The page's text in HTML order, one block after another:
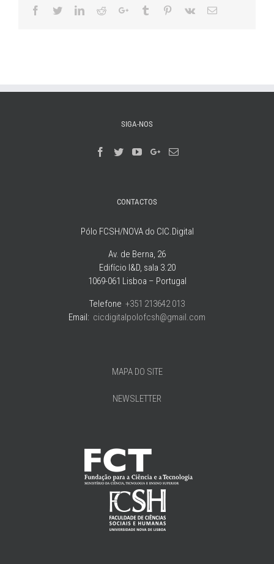
Facebook
TwitterLinkedIn
RedditGoogle+Tumblr Pinterest
Vk Email
SIGA-NOS
CONTACTOS
Pólo FCSH/NOVA do CIC.Digital
Av. de Berna, 26
Edifício I&D, sala 3.20
1069-061 Lisboa – Portugal
Telefone: +351 213642 013
Email: cicdigitalpolofcsh@gmail.com
MAPA DO SITE
NEWSLETTER